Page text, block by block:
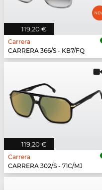
119,20 €
Carrera
CARRERA 366/S - KB7/FQ
119,20 €
Carrera
CARRERA 302/S - 71C/MJ